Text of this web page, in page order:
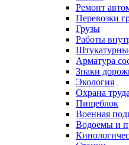
Ремонт
Перевозки
Грузы
Работы
Арматура
Знаки
Экология
Охрана труда
Пищеблок
Военная
Водоемы и